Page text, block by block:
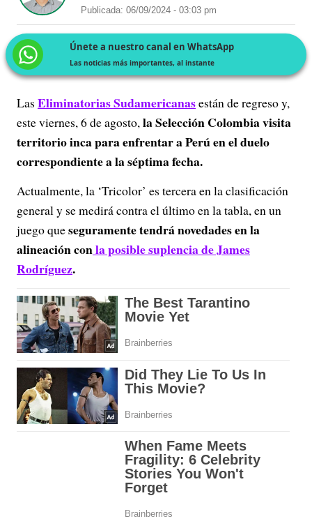
Publicada: 06/09/2024 - 03:03 pm
Únete a nuestro canal en WhatsApp
Las noticias más importantes, al instante
Las Eliminatorias Sudamericanasestán de regreso y,
este viernes, 6 de agosto,la Selección Colombia visita
territorio inca para enfrentar a Perú en el duelo
correspondiente a la séptima fecha.
Actualmente, la ‘Tricolor’ es tercera en la clasificación
general y se medirá contra el último en la tabla, en un
juego queseguramente tendrá novedades en la
alineación conla posible suplencia de James
Rodríguez.